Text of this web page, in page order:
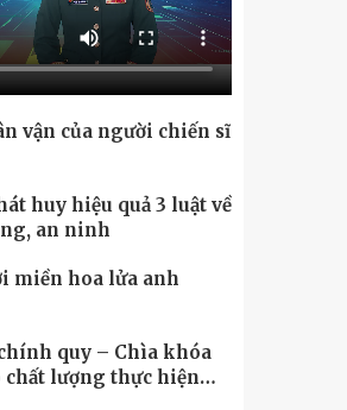
đổi số
vận của người chiến sĩ
huy hiệu quả 3 luật về
an ninh
miền hoa lửa anh
quy – Chìa khóa
chất lượng thực hiện